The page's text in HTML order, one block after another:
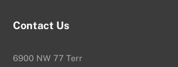
Contact Us
6900 NW 77 Terr